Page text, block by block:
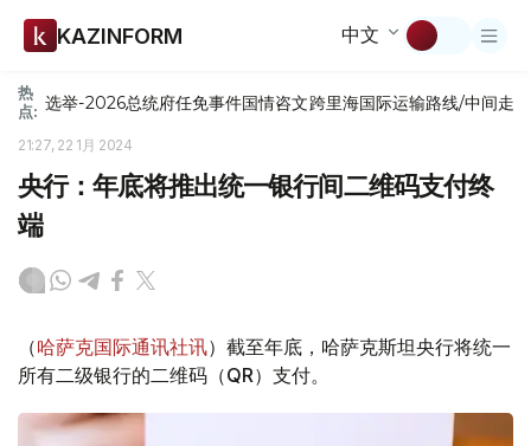
KAZINFORM 中文
热
点: 选举-2026总统府任免事件国情咨文跨里海国际运输路线/中间走廊
21:27, 22 1月 2024
央行：年底将推出统一银行间二维码支付终
端
（哈萨克国际通讯社讯）截至年底，哈萨克斯坦央行将统一
所有二级银行的二维码（QR）支付。